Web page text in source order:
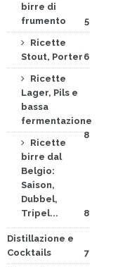
birre di
frumento
5
Ricette
Stout, Porter 6
Ricette
Lager, Pils e
bassa
fermentazione
8
Ricette
birre dal
Belgio:
Saison,
Dubbel,
Tripel...
8
Distillazione e
Cocktails
7